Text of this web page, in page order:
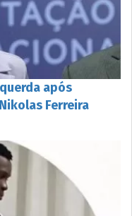
após
Ferreira